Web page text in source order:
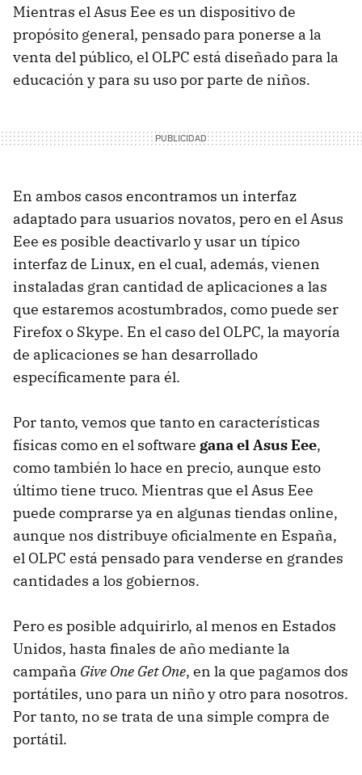
Mientras el Asus Eee es un dispositivo de
propósito general, pensado para ponerse a la
venta del público, el OLPC está diseñado para la
educación y para su uso por parte de niños.
En ambos casos encontramos un interfaz
adaptado para usuarios novatos, pero en el Asus
Eee es posible deactivarlo y usar un típico
interfaz de Linux, en el cual, además, vienen
instaladas gran cantidad de aplicaciones a las
que estaremos acostumbrados, como puede ser
Firefox o Skype. En el caso del OLPC, la mayoría
de aplicaciones se han desarrollado
específicamente para él.
Por tanto, vemos que tanto en características
físicas como en el software gana el Asus Eee,
como también lo hace en precio, aunque esto
último tiene truco. Mientras que el Asus Eee
puede comprarse ya en algunas tiendas online,
aunque nos distribuye oficialmente en España,
el OLPC está pensado para venderse en grandes
cantidades a los gobiernos.
Pero es posible adquirirlo, al menos en Estados
Unidos, hasta finales de año mediante la
campaña Give One Get One, en la que pagamos dos
portátiles, uno para un niño y otro para nosotros.
Por tanto, no se trata de una simple compra de
portátil.